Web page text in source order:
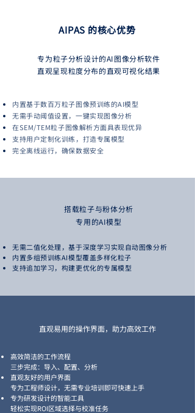
AIPAS 的核心优势
专为粒子分析设计的AI图像分析软件
直观呈现粒度分布的直观可视化结果
内置基于数百万粒子图像预训练的AI模型
无需手动阈值设置，一键实现图像分析
在SEM/TEM粒子图像解析方面具表现优异
支持用户定制化训练，打造专属模型
完全离线运行，确保数据安全
搭载粒子与粉体分析
专用的AI模型
无需二值化处理，基于深度学习实现自动图像分析
内置多组预训练AI模型覆盖多样化粒子
支持追加学习，构建更优化的专属模型
直观易用的操作界面，助力高效工作
高效简洁的工作流程
三步完成：导入、配置、分析
直观友好的用户界面
专为工程师设计，无需专业培训即可快速上手
专为研发设计的智能工具
轻松实现ROI区域选择与校准任务